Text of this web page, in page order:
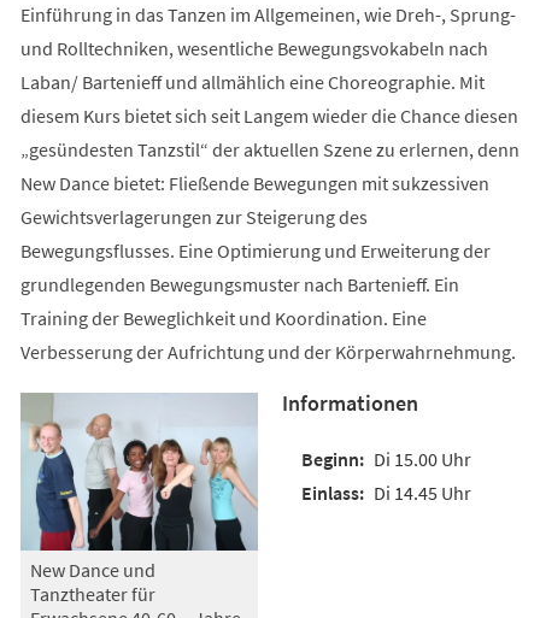
Einführung in das Tanzen im Allgemeinen, wie Dreh-, Sprung-
und Rolltechniken, wesentliche Bewegungsvokabeln nach
Laban/ Bartenieff und allmählich eine Choreographie. Mit
diesem Kurs bietet sich seit Langem wieder die Chance diesen
„gesündesten Tanzstil“ der aktuellen Szene zu erlernen, denn
New Dance bietet: Fließende Bewegungen mit sukzessiven
Gewichtsverlagerungen zur Steigerung des
Bewegungsflusses. Eine Optimierung und Erweiterung der
grundlegenden Bewegungsmuster nach Bartenieff. Ein
Training der Beweglichkeit und Koordination. Eine
Verbesserung der Aufrichtung und der Körperwahrnehmung.
New Dance und
Tanztheater für
Informationen
Di 15.00 Uhr
Di 14.45 Uhr